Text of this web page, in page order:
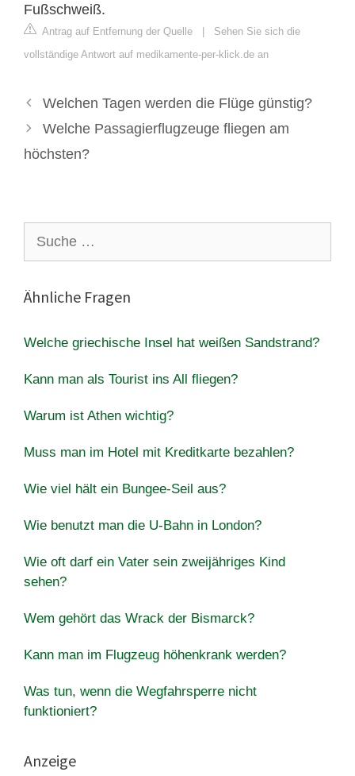
Fußschweiß.
Antrag auf Entfernung der Quelle | Sehen Sie sich die
vollständige Antwort auf medikamente-per-klick.de an
Welchen Tagen werden die Flüge günstig?
Welche Passagierflugzeuge fliegen am
höchsten?
nach:
Ähnliche Fragen
Welche griechische Insel hat weißen Sandstrand?
Kann man als Tourist ins All fliegen?
Warum ist Athen wichtig?
Muss man im Hotel mit Kreditkarte bezahlen?
Wie viel hält ein Bungee-Seil aus?
Wie benutzt man die U-Bahn in London?
Wie oft darf ein Vater sein zweijähriges Kind
sehen?
Wem gehört das Wrack der Bismarck?
Kann man im Flugzeug höhenkrank werden?
Was tun, wenn die Wegfahrsperre nicht
funktioniert?
Anzeige